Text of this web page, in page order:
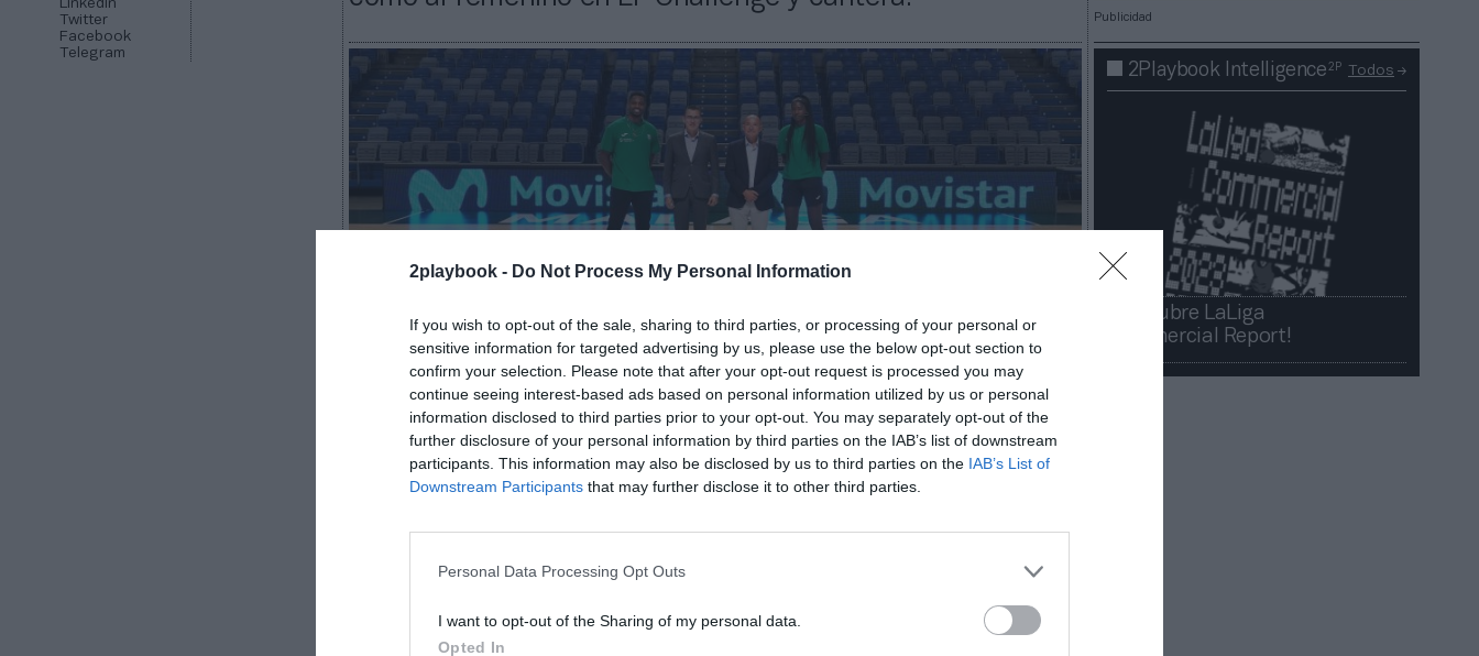
2playbook - Do Not Process My Personal Information
If you wish to opt-out of the sale, sharing to third parties, or processing of your personal or
sensitive information for targeted advertising by us, please use the below opt-out section to
confirm your selection. Please note that after your opt-out request is processed you may
continue seeing interest-based ads based on personal information utilized by us or personal
information disclosed to third parties prior to your opt-out. You may separately opt-out of the
further disclosure of your personal information by third parties on the IAB’s list of downstream
participants. This information may also be disclosed by us to third parties on the IAB’s List of
Downstream Participants that may further disclose it to other third parties.
Personal Data Processing Opt Outs
I want to opt-out of the Sharing of my personal data.
Opted In
Linkedin
Twitter
Facebook
Telegram
2Playbook 6 de octubre de 2023
Guardar Me gusta
se han desvelado, pero sí queincluirá al equipo masculino, al femenino en LF
Challenge y a la cantera
Publicidad
2Playbook Intelligence2P Todos
¡Descubre LaLiga
Commercial Report!​​